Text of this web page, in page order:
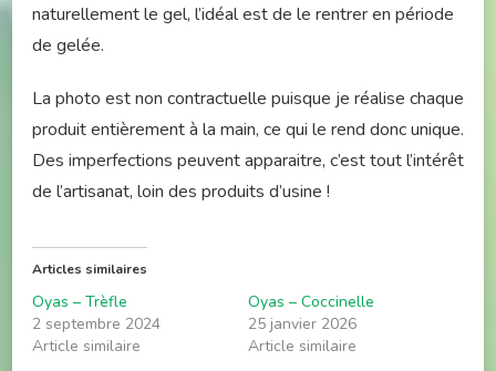
naturellement le gel, l’idéal est de le rentrer en période
de gelée.
La photo est non contractuelle puisque je réalise chaque
produit entièrement à la main, ce qui le rend donc unique.
Des imperfections peuvent apparaitre, c’est tout l’intérêt
de l’artisanat, loin des produits d’usine !
Articles similaires
Oyas – Trèfle
2 septembre 2024
Article similaire
Oyas – Coccinelle
25 janvier 2026
Article similaire